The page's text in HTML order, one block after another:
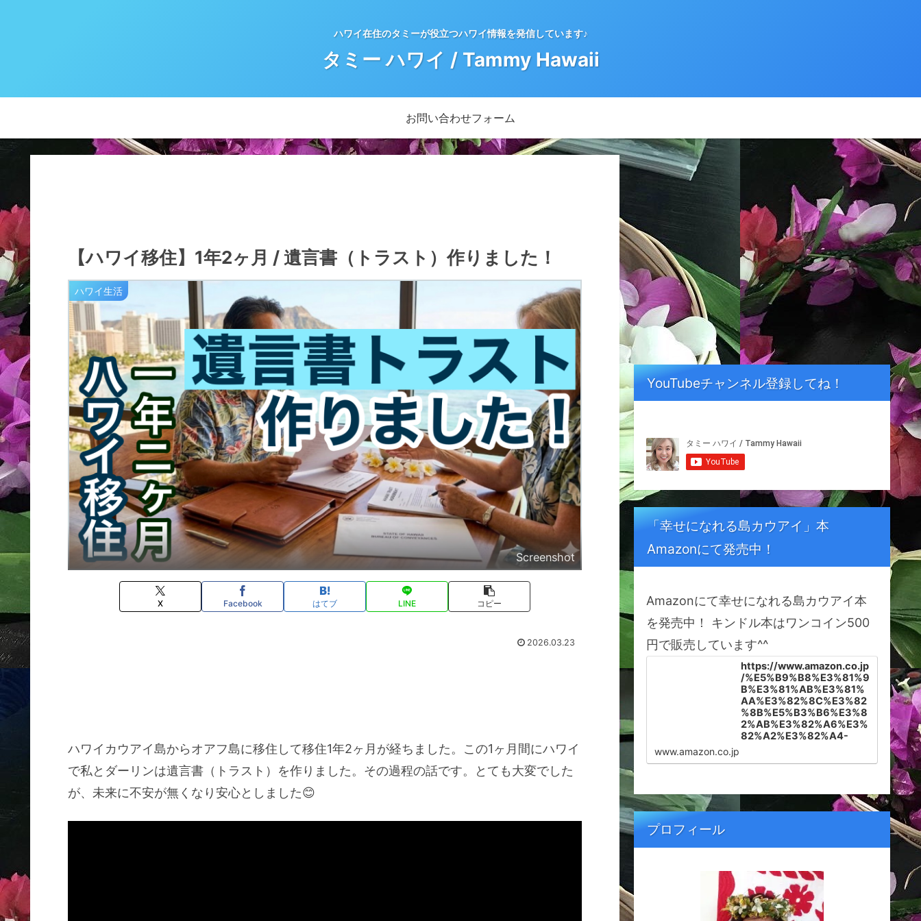
ハワイ在住のタミーが役立つハワイ情報を発信しています♪
タミー ハワイ / Tammy Hawaii
お問い合わせフォーム
【ハワイ移住】1年2ヶ月 / 遺言書（トラスト）作りました！
ハワイ生活
Screenshot
X Facebook はてブ LINE コピー
2026.03.23
ハワイカウアイ島からオアフ島に移住して移住1年2ヶ月が経ちました。この1ヶ月間にハワイ
で私とダーリンは遺言書（トラスト）を作りました。その過程の話です。とても大変でした
が、未来に不安が無くなり安心としました😊
YouTubeチャンネル登録してね！
「幸せになれる島カウアイ」本
Amazonにて発売中！
Amazonにて幸せになれる島カウアイ本
を発売中！ キンドル本はワンコイン500
円で販売しています^^
https://www.amazon.co.jp
/%E5%B9%B8%E3%81%9
B%E3%81%AB%E3%81%
AA%E3%82%8C%E3%82
%8B%E5%B3%B6%E3%8
2%AB%E3%82%A6%E3%
82%A2%E3%82%A4-
2%BF%E3%83%9F%E3%
83%BC%E3%81%8C%E6
86-Tammy-Shinohara-
ebook/dp/B099566SKV/r
ef=sr_1_1?
__mk_ja_JP=%E3%82%AB
www.amazon.co.jp
プロフィール